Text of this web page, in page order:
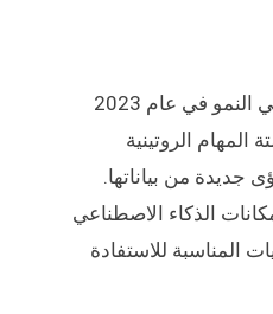
سيستمر الذكاء الاصطناعي في النمو في عام 2023
الروتينية
جديدة من بياناتها.
الذكاء الاصطناعي
المناسبة للاستفادة